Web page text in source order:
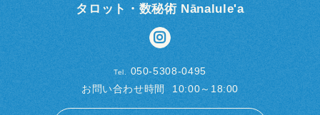
タロット・数秘術 Nānalule'a
Tel.
050-5308-0495
お問い合わせ時間
10:00～18:00